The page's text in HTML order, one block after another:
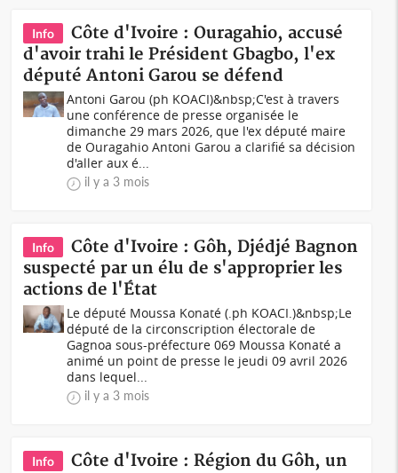
Info
Côte d'Ivoire : Ouragahio, accusé
d'avoir trahi le Président Gbagbo, l'ex
député Antoni Garou se défend
Antoni Garou (ph KOACI)&nbsp;C'est à travers
une conférence de presse organisée le
dimanche 29 mars 2026, que l'ex député maire
de Ouragahio Antoni Garou a clarifié sa décision
d'aller aux é...
il y a 3 mois
Info
Côte d'Ivoire : Gôh, Djédjé Bagnon
suspecté par un élu de s'approprier les
actions de l'État
Le député Moussa Konaté (.ph KOACI.)&nbsp;Le
député de la circonscription électorale de
Gagnoa sous-préfecture 069 Moussa Konaté a
animé un point de presse le jeudi 09 avril 2026
dans lequel...
il y a 3 mois
Info
Côte d'Ivoire : Région du Gôh, un